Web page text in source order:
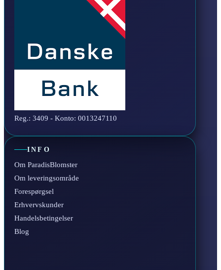
Reg.: 3409 - Konto: 0013247110
INFO
Om ParadisBlomster
Om leveringsområde
Forespørgsel
Erhvervskunder
Handelsbetingelser
Blog